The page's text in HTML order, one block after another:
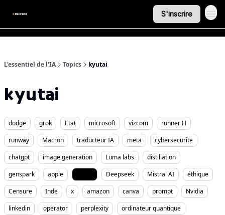
S'inscrire
L'essentiel de l'IA Topics kyutai
kyutai
dodge grok Etat microsoft vizcom
runner H
runway
Macron traducteur IA meta
cybersecurite
chatgpt
image generation Luma labs
distillation
genspark
apple Deepseek Mistral AI
éthique
Censure
Inde x amazon canva prompt
Nvidia
linkedin
operator perplexity
ordinateur quantique